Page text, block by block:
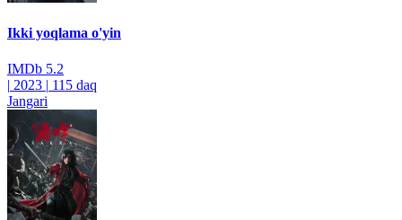
Ikki yoqlama o'yin
IMDb 5.2
| 2023 | 115 daq
Jangari